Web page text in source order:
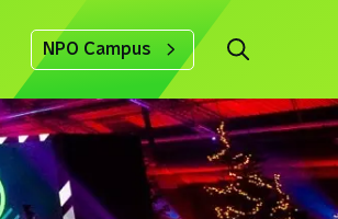
NPO Campus